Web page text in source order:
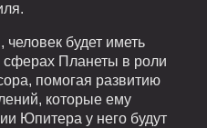
будет иметь
сферах Планеты в роли
помогая развитию
которые ему
Юпитера у него будут